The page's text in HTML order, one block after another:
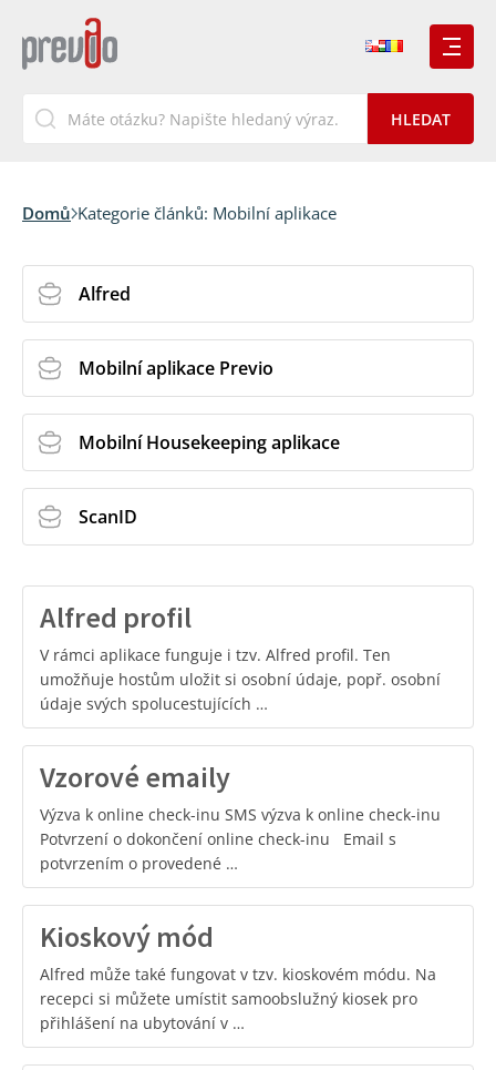
Domů Kategorie článků: Mobilní aplikace
Alfred
Mobilní aplikace Previo
Mobilní Housekeeping aplikace
ScanID
Alfred profil
V rámci aplikace funguje i tzv. Alfred profil. Ten
umožňuje hostům uložit si osobní údaje, popř. osobní
údaje svých spolucestujících …
Vzorové emaily
Výzva k online check-inu SMS výzva k online check-inu
Potvrzení o dokončení online check-inu Email s
potvrzením o provedené …
Kioskový mód
Alfred může také fungovat v tzv. kioskovém módu. Na
recepci si můžete umístit samoobslužný kiosek pro
přihlášení na ubytování v …